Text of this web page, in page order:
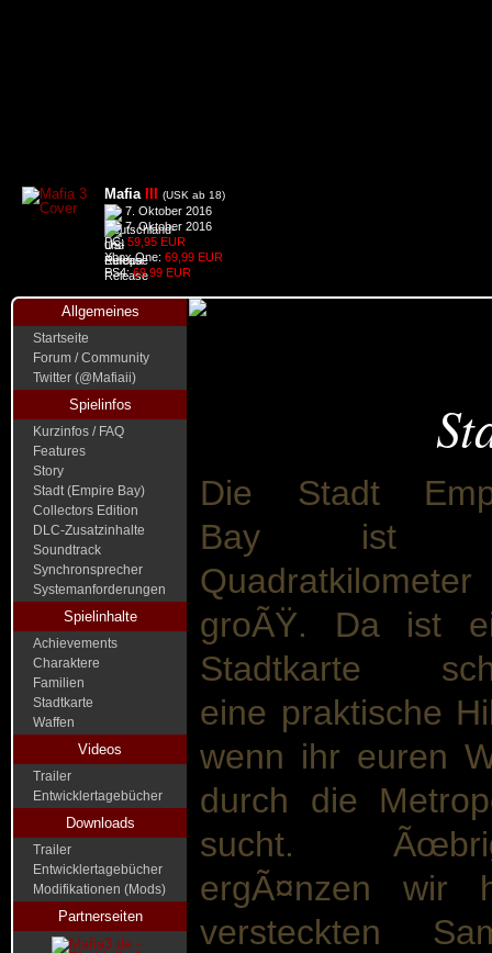
Mafia (USK ab 18)
7. Oktober 2016
7. Oktober 2016
PC: 59,95 EUR
Xbox One: 69,99 EUR
PS4:69,99 EUR
Allgemeines
Startseite
Forum / Community
Twitter (@Mafiaii)
Spielinfos
Kurzinfos / FAQ
Features
Story
Stadt (Empire Bay)
Collectors Edition
DLC-Zusatzinhalte
Soundtrack
Synchronsprecher
Systemanforderungen
Spielinhalte
Achievements
Charaktere
Familien
Stadtkarte
Waffen
Videos
Trailer
Entwicklertagebücher
Downloads
Trailer
Entwicklertagebücher
Modifikationen (Mods)
Partnerseiten
Die Stadt
Bay ist
Quadratkilometer
groÃŸ. Da ist
Stadtkarte
eine praktische
wenn ihr euren
durch die
sucht.
ergÃ¤nzen wir
versteckten